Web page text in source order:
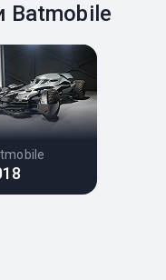
Batmobile